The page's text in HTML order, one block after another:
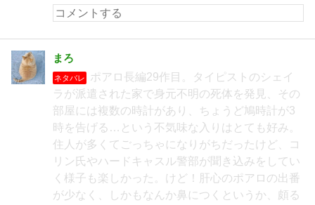
まろ
ネタバレ
ポアロ長編29作目。タイピストのシェイ
ラが派遣された家で身元不明の死体を発見、その
部屋には複数の時計があり、ちょうど鳩時計が3
時を告げる…という不気味な入りはとても好み。
住人が多くてごっちゃになりがちだったけど、コ
リン氏やハードキャスル警部が聞き込みをしてい
く様子も楽しかった。けど！肝心のポアロの出番
が少なく、しかもなんか鼻につくというか、頗る